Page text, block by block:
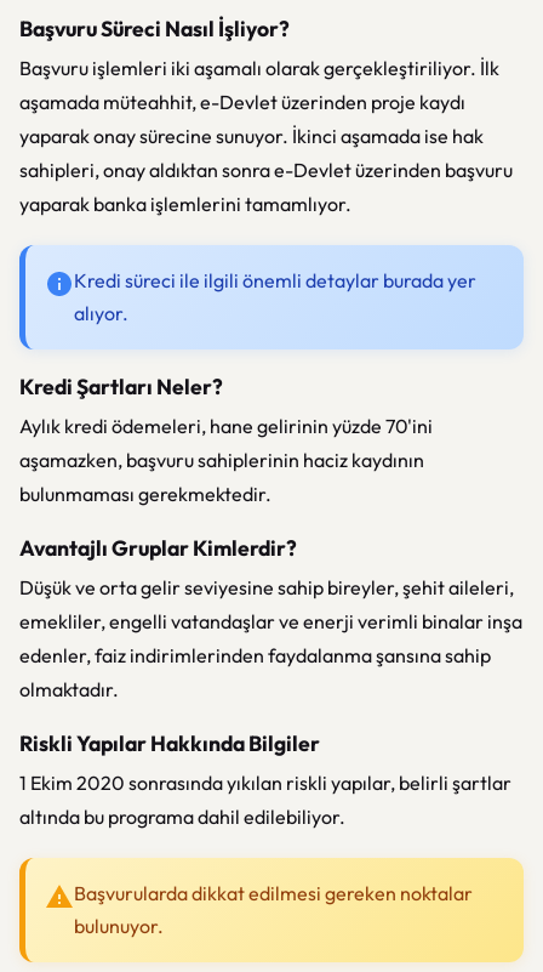
Başvuru Süreci Nasıl İşliyor?
Başvuru işlemleri iki aşamalı olarak gerçekleştiriliyor. İlk
aşamada müteahhit, e-Devlet üzerinden proje kaydı
yaparak onay sürecine sunuyor. İkinci aşamada ise hak
sahipleri, onay aldıktan sonra e-Devlet üzerinden başvuru
yaparak banka işlemlerini tamamlıyor.
Kredi süreci ile ilgili önemli detaylar burada yer
alıyor.
Kredi Şartları Neler?
Aylık kredi ödemeleri, hane gelirinin yüzde 70'ini
aşamazken, başvuru sahiplerinin haciz kaydının
bulunmaması gerekmektedir.
Avantajlı Gruplar Kimlerdir?
Düşük ve orta gelir seviyesine sahip bireyler, şehit aileleri,
emekliler, engelli vatandaşlar ve enerji verimli binalar inşa
edenler, faiz indirimlerinden faydalanma şansına sahip
olmaktadır.
Riskli Yapılar Hakkında Bilgiler
1 Ekim 2020 sonrasında yıkılan riskli yapılar, belirli şartlar
altında bu programa dahil edilebiliyor.
Başvurularda dikkat edilmesi gereken noktalar
bulunuyor.